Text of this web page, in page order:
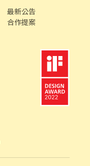
最新公告
合作提案